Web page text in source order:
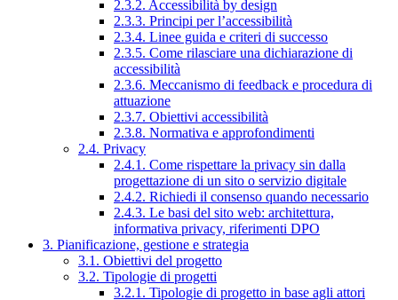
2.3.2. Accessibilità by design
2.3.3. Principi per l’accessibilità
2.3.4. Linee guida e criteri di successo
2.3.5. Come rilasciare una dichiarazione di
accessibilità
2.3.6. Meccanismo di feedback e procedura di
attuazione
2.3.7. Obiettivi accessibilità
2.3.8. Normativa e approfondimenti
2.4. Privacy
2.4.1. Come rispettare la privacy sin dalla
progettazione di un sito o servizio digitale
2.4.2. Richiedi il consenso quando necessario
2.4.3. Le basi del sito web: architettura,
informativa privacy, riferimenti DPO
3. Pianificazione, gestione e strategia
3.1. Obiettivi del progetto
3.2. Tipologie di progetti
3.2.1. Tipologie di progetto in base agli attori